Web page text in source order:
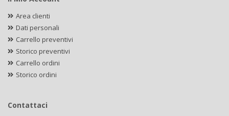
Area clienti
Dati personali
Carrello preventivi
Storico preventivi
Carrello ordini
Storico ordini
Contattaci